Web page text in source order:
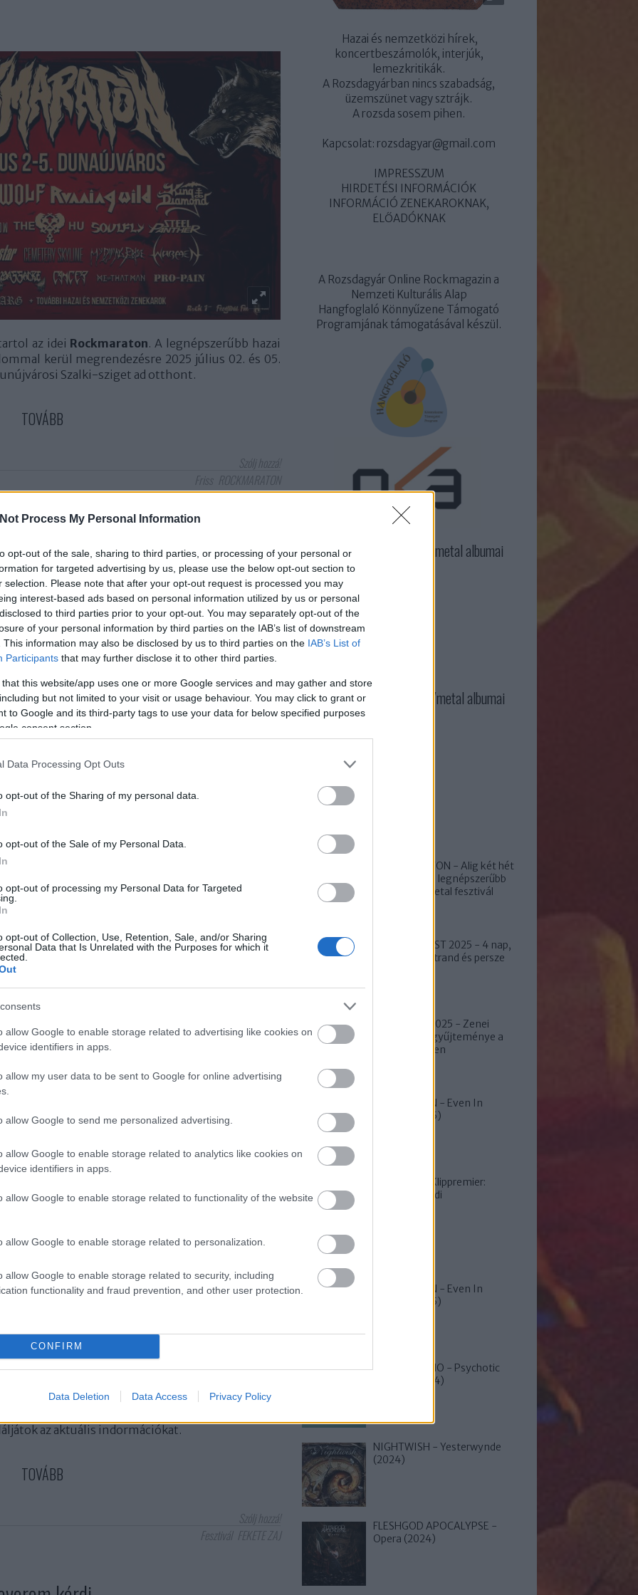
Process My Personal Information
opt-out of the sale, sharing to third parties, or processing of your personal or
for targeted advertising by us, please use the below opt-out section to
selection. Please note that after your opt-out request is processed you may
interest-based ads based on personal information utilized by us or personal
to third parties prior to your opt-out. You may separately opt-out of the
of your personal information by third parties on the IAB’s list of downstream
This information may also be disclosed by us to third parties on the IAB’s List of
Participants that may further disclose it to other third parties.
that this website/app uses one or more Google services and may gather and store
but not limited to your visit or usage behaviour. You may click to grant or
to Google and its third-party tags to use your data for below specified purposes
consent section.
Data Processing Opt Outs
opt-out of the Sharing of my personal data.
opt-out of the Sale of my Personal Data.
opt-out of processing my Personal Data for Targeted
opt-out of Collection, Use, Retention, Sale, and/or Sharing
Data that Is Unrelated with the Purposes for which it
allow Google to enable storage related to advertising like cookies on
identifiers in apps.
allow my user data to be sent to Google for online advertising
allow Google to send me personalized advertising.
allow Google to enable storage related to analytics like cookies on
identifiers in apps.
allow Google to enable storage related to functionality of the website
allow Google to enable storage related to personalization.
allow Google to enable storage related to security, including
functionality and fraud prevention, and other user protection.
CONFIRM
Data Deletion Data Access Privacy Policy
az idei Rockmaraton. A legnépszerűbb hazai
kerül megrendezésre 2025 július 02. és 05.
Szalki-sziget ad otthont.
TOVÁBB
Szólj hozzá!
Friss ROCKMARATON
2 színpad, 1 strand és persze
és punkok! Ha egy igazi, felejthetetlen
erejű a részvételed a VI.
TOVÁBB
Fesztivál
LOWLAND FEST
gyűjteménye a Mátra
ám nem ragadtak le egy adott stílusnál, a
Gyöngyös közelében, Július 31. és augusztus 3.
a különleges off-programok mellett igazi
zene kedvelőit. A fellépők listája még nem
az aktuális indormációkat.
TOVÁBB
Szólj hozzá!
Fesztivál FEKETE ZAJ
Hazai és nemzetközi hírek,
koncertbeszámolók, interjúk,
lemezkritikák.
A Rozsdagyárban nincs szabadság,
üzemszünet vagy sztrájk.
A rozsda sosem pihen.
Kapcsolat: rozsdagyar@gmail.com
IMPRESSZUM
HIRDETÉSI INFORMÁCIÓK
INFORMÁCIÓ ZENEKAROKNAK,
ELŐADÓKNAK
A Rozsdagyár Online Rockmagazin a
Nemzeti Kulturális Alap
Hangfoglaló Könnyűzene Támogató
Programjának támogatásával készül.
2023 legjobb külföldi rock/metal albumai
2023 legjobb magyar rock/metal albumai
Friss
ROCKMARATON - Alig két hét
és kezdődik a legnépszerűbb
hazai rock/metal fesztivál
LOWLAND FEST 2025 - 4 nap,
2 színpad, 1 strand és persze
FEKETE ZAJ 2025 - Zenei
kuriózumok gyűjteménye a
Mátra szívében
SLEEP TOKEN - Even In
Arcadia (2025)
MILFGLUE - Klippremier:
Haverom kérdi
Lemezkritikák
SLEEP TOKEN - Even In
Arcadia (2025)
HAND OF JUNO - Psychotic
Banana (2024)
NIGHTWISH - Yesterwynde
(2024)
FLESHGOD APOCALYPSE -
Opera (2024)